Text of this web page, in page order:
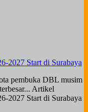
2027 Start di Surabaya
pembuka DBL musim
Artikel
2027 Start di Surabaya